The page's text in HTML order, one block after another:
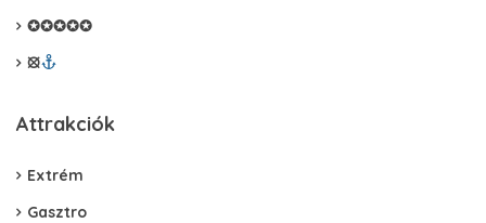
✪✪✪✪✪
⦻
Attrakciók
Extrém
Gasztro